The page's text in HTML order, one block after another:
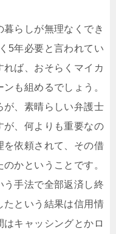
らしが無理なくでき
5年必要と言われてい
れば、おそらくマイカ
ンも組めるでしょう。
が、素晴らしい弁護士
が、何よりも重要なの
を依頼されて、その借
かということです。
う手法で全部返済し終
たという結果は信用情
キャッシングとかロ